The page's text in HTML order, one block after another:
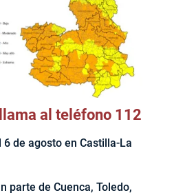
al teléfono 112
6 de agosto en Castilla-La
parte de Cuenca, Toledo,